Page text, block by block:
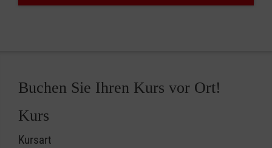
Buchen Sie Ihren Kurs vor Ort!
Kurs
Kursart